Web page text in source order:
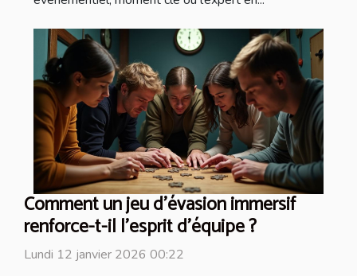
Comment un jeu d'évasion immersif
renforce-t-il l'esprit d'équipe ?
Lundi 12 janvier 2026 00:22